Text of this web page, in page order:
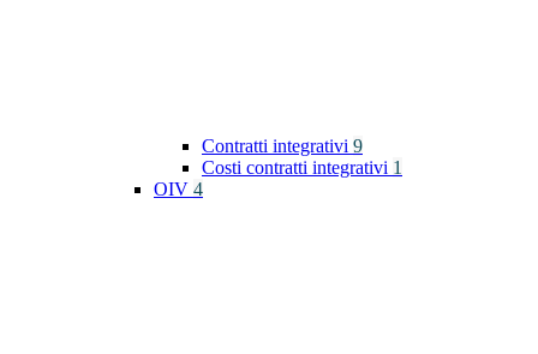
Contratti integrativi 9
Costi contratti integrativi 1
OIV 4